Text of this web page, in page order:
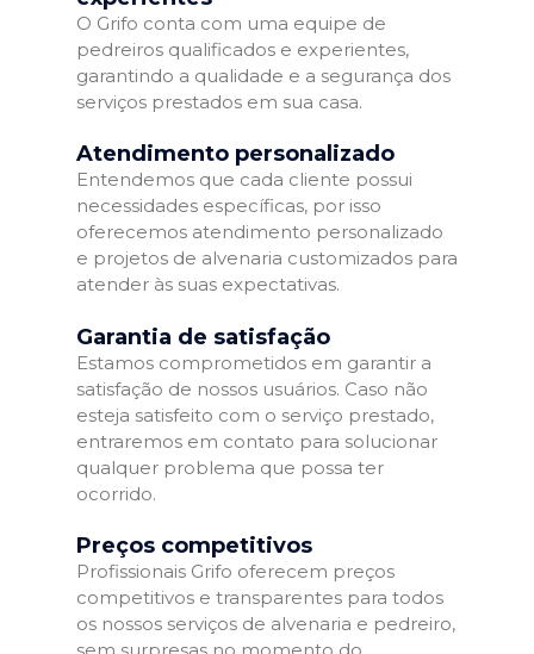
O Grifo conta com uma equipe de
pedreiros qualificados e experientes,
garantindo a qualidade e a segurança dos
serviços prestados em sua casa.
Atendimento personalizado
Entendemos que cada cliente possui
necessidades específicas, por isso
oferecemos atendimento personalizado
e projetos de alvenaria customizados para
atender às suas expectativas.
Garantia de satisfação
Estamos comprometidos em garantir a
satisfação de nossos usuários. Caso não
esteja satisfeito com o serviço prestado,
entraremos em contato para solucionar
qualquer problema que possa ter
ocorrido.
Preços competitivos
Profissionais Grifo oferecem preços
competitivos e transparentes para todos
os nossos serviços de alvenaria e pedreiro,